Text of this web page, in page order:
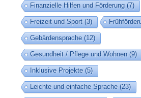
Finanzielle Hilfen und Förderung (7)
Freizeit und Sport (3)
Gebärdensprache (12)
Gesundheit / Pflege und Wohnen (9)
Inklusive Projekte (5)
Leichte und einfache Sprache (23)